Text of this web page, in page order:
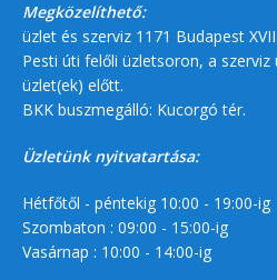
Megközelíthető:
üzlet és szerviz 1171 Budapest
Pesti úti felőli üzletsoron, a
üzlet(ek) előtt.
BKK buszmegálló: Kucorgó tér.
Üzletünk nyitvatartása:
Hétfőtől - péntekig 10:00 - 19:00-ig
Szombaton : 09:00 - 15:00-ig
Vasárnap : 10:00 - 14:00-ig